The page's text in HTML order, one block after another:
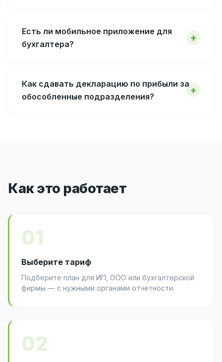
Есть ли мобильное приложение для
бухгалтера?
Как сдавать декларацию по прибыли за
обособленные подразделения?
Как это работает
01
Выберите тариф
Подберите план для ИП, ООО или бухгалтерской
фирмы — с нужными органами отчётности.
02